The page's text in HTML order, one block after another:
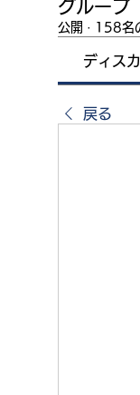
グループ
公開 · 158名
ディス
戻る